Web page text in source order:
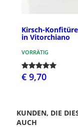
Kirsch-
in Vitorchiano
VORRÄTIG
€ 9,70
KUNDEN, DIE
AUCH